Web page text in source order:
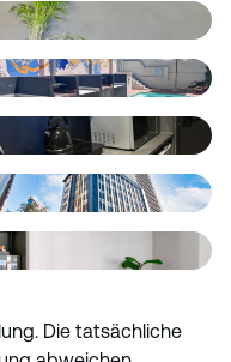
Die tatsächliche